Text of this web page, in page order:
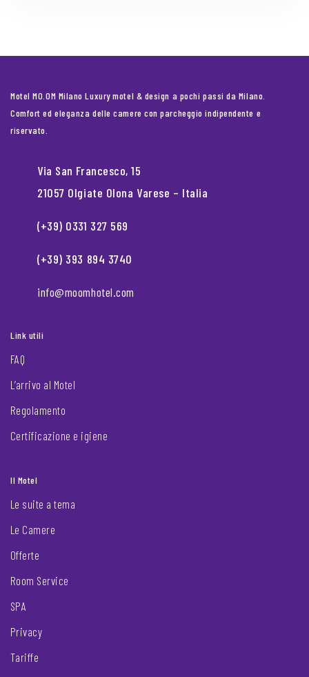
Motel MO.OM Milano Luxury motel & design a pochi passi da Milano.
Comfort ed eleganza delle camere con parcheggio indipendente e
riservato.
Via San Francesco, 15
21057 Olgiate Olona Varese – Italia
(+39) 0331 327 569
(+39) 393 894 3740
info@moomhotel.com
Link utili
FAQ
L’arrivo al Motel
Regolamento
Certificazione e igiene
Il Motel
Le suite a tema
Le Camere
Offerte
Room Service
SPA
Privacy
Tariffe